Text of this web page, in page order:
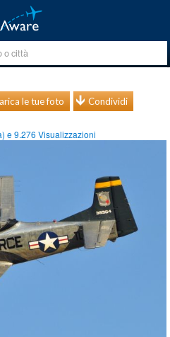
le tue foto Condividi
e9.276 Visualizzazioni